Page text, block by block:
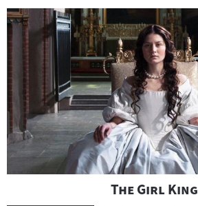
r
i
c
h
t
s
m
a
t
"
The Girl King"